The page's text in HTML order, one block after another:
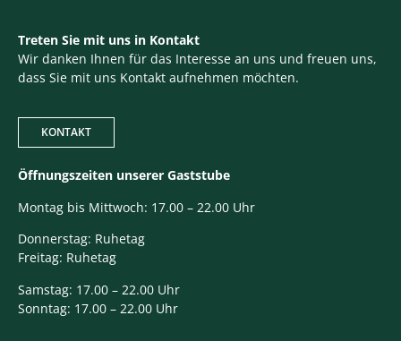
Treten Sie mit uns in Kontakt
Wir danken Ihnen für das Interesse an uns und freuen uns,
dass Sie mit uns Kontakt aufnehmen möchten.
KONTAKT
Öffnungszeiten unserer Gaststube
Montag bis Mittwoch: 17.00 – 22.00 Uhr
Donnerstag: Ruhetag
Freitag: Ruhetag
Samstag: 17.00 – 22.00 Uhr
Sonntag: 17.00 – 22.00 Uhr